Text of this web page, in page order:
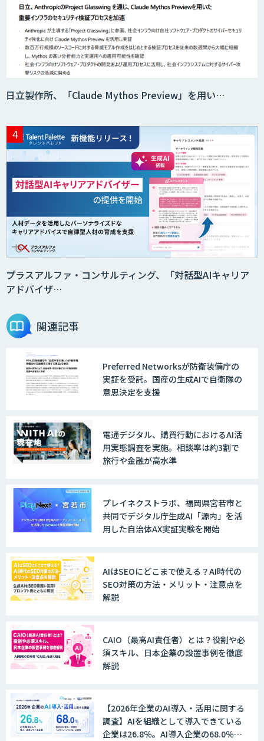
Web接客を進化させる対話型AIエージェ
ント「AI’mON for WEB」
AIエージェント構築支援サービス
スクレイプPro
SAT
DX推進のパートナーに「ジンベイ 生成
AI・DXコンサルティング」
JAPAN AI SALES
JAPAN AI MARKETING
ントが自動処理します 『Knowfa（ノウ
ファ）受注AIエージェント』
データ構造化ソリューション「DX-laei」
MµgenGAI
図面検索AI
日立製作所、「Claude Mythos Preview」を用い…
プラスアルファ・コンサルティング、「対話型AIキャリア
アドバイザ…
関連記事
Preferred Networksが防衛装備庁の
実証を受託。国産の生成AIで自衛隊の
意思決定を支援
電通デジタル、購買行動におけるAI活
用実態調査を実施。相談率は約3割で
旅行や金融が高水準
プレイネクストラボ、福岡県宮若市と
共同でデジタル庁生成AI「源内」を活
用した自治体AX実証実験を開始
AIはSEOにどこまで使える？AI時代の
SEO対策の方法・メリット・注意点を
解説
CAIO（最高AI責任者）とは？役割や必
須スキル、日本企業の設置事例を徹底
解説
【2026年企業のAI導入・活用に関する
調査】AIを組織として導入できている
企業は26.8％。AI導入企業の68.0％